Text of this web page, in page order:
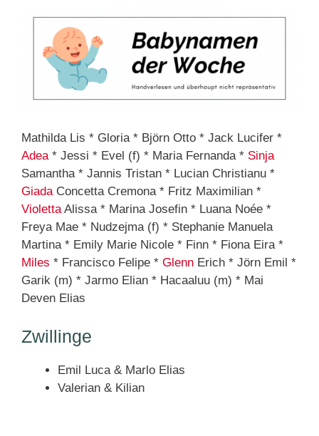
Mathilda Lis * Gloria * Björn Otto * Jack Lucifer *
Adea* Jessi * Evel (f) * Maria Fernanda * Sinja
Samantha * Jannis Tristan * Lucian Christianu *
GiadaConcetta Cremona * Fritz Maximilian *
ViolettaAlissa * Marina Josefin * Luana Noée *
Freya Mae * Nudzejma (f) * Stephanie Manuela
Martina * Emily Marie Nicole * Finn * Fiona Eira *
Miles * Francisco Felipe * Glenn Erich * Jörn Emil *
Garik (m) * Jarmo Elian * Hacaaluu (m) * Mai
Deven Elias
Zwillinge
Emil Luca & Marlo Elias
Valerian & Kilian